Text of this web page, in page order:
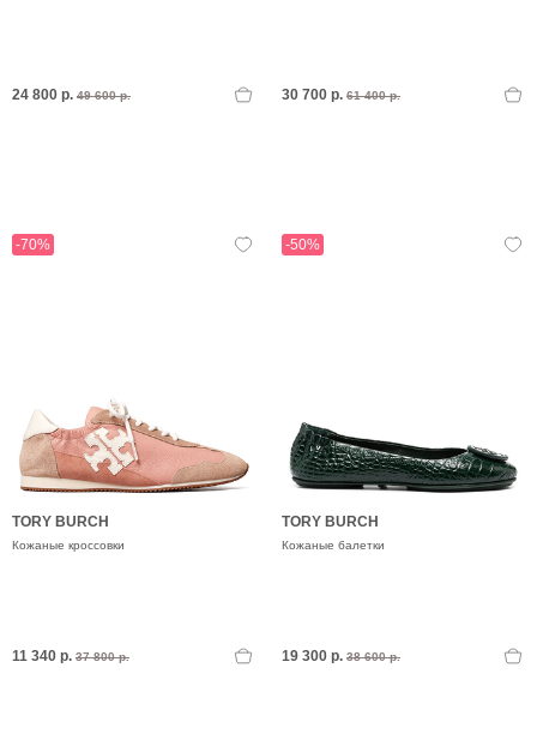
24 800 р. 49 600 р. 30 700 р. 61 400 р.
-70%
TORY BURCH
Кожаные кроссовки
11 340 р. 37 800 р.
-50%
TORY BURCH
Кожаные балетки
19 300 р. 38 600 р.